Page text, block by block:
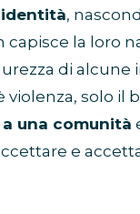
,
la loro
di alcune
violenza, solo il
una comunità
e